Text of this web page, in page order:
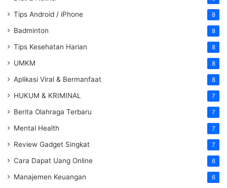
Tips Android / iPhone 8
Badminton 8
Tips Kesehatan Harian 8
UMKM 8
Aplikasi Viral & Bermanfaat 8
HUKUM & KRIMINAL 7
Berita Olahraga Terbaru 7
Mental Health 7
Review Gadget Singkat 7
Cara Dapat Uang Online 6
Manajemen Keuangan 6